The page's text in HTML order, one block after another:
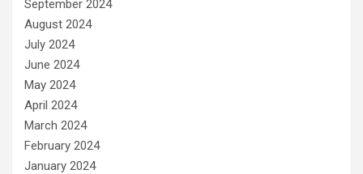
September 2024
August 2024
July 2024
June 2024
May 2024
April 2024
March 2024
February 2024
January 2024